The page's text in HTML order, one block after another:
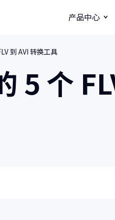
产品中心
修复/AI视频抠像
到 AVI 转换工具
5 个